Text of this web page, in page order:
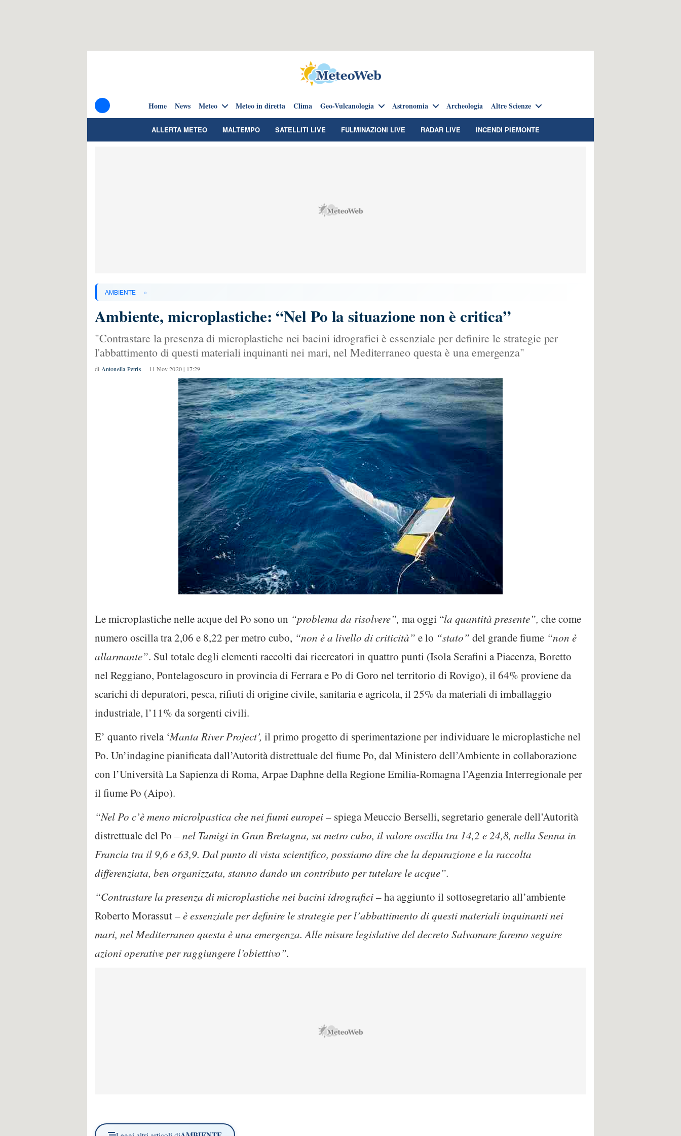
Home News Meteo Meteo in diretta Clima Geo-Vulcanologia Astronomia Archeologia Altre Scienze
ALLERTA METEO MALTEMPO SATELLITI LIVE FULMINAZIONI LIVE RADAR LIVE INCENDI PIEMONTE
AMBIENTE »
Ambiente, microplastiche: “Nel Po la situazione non è critica”
"Contrastare la presenza di microplastiche nei bacini idrografici è essenziale per definire le strategie per
l'abbattimento di questi materiali inquinanti nei mari, nel Mediterraneo questa è una emergenza"
di Antonella Petris 11 Nov 2020 | 17:29
Le microplastiche nelle acque del Po sono un “problema da risolvere”, ma oggi “la quantità presente”, che come
numero oscilla tra 2,06 e 8,22 per metro cubo, “non è a livello di criticità” e lo “stato” del grande fiume “non è
allarmante”. Sul totale degli elementi raccolti dai ricercatori in quattro punti (Isola Serafini a Piacenza, Boretto
nel Reggiano, Pontelagoscuro in provincia di Ferrara e Po di Goro nel territorio di Rovigo), il 64% proviene da
scarichi di depuratori, pesca, rifiuti di origine civile, sanitaria e agricola, il 25% da materiali di imballaggio
industriale, l’11% da sorgenti civili.
E’ quanto rivela ‘Manta River Project’, il primo progetto di sperimentazione per individuare le microplastiche nel
Po. Un’indagine pianificata dall’Autorità distrettuale del fiume Po, dal Ministero dell’Ambiente in collaborazione
con l’Università La Sapienza di Roma, Arpae Daphne della Regione Emilia-Romagna l’Agenzia Interregionale per
il fiume Po (Aipo).
“Nel Po c’è meno microlpastica che nei fiumi europei – spiega Meuccio Berselli, segretario generale dell’Autorità
distrettuale del Po –nel Tamigi in Gran Bretagna, su metro cubo, il valore oscilla tra 14,2 e 24,8, nella Senna in
Francia tra il 9,6 e 63,9. Dal punto di vista scientifico, possiamo dire che la depurazione e la raccolta
differenziata, ben organizzata, stanno dando un contributo per tutelare le acque”.
“Contrastare la presenza di microplastiche nei bacini idrografici– ha aggiunto il sottosegretario all’ambiente
Roberto Morassut –è essenziale per definire le strategie per l’abbattimento di questi materiali inquinanti nei
mari, nel Mediterraneo questa è una emergenza. Alle misure legislative del decreto Salvamare faremo seguire
azioni operative per raggiungere l’obiettivo”.